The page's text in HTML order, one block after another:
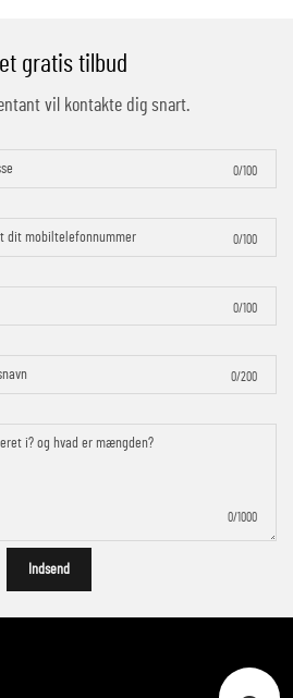
gratis tilbud
vil kontakte dig snart.
0/100
0/100
0/100
0/200
0/1000
Indsend